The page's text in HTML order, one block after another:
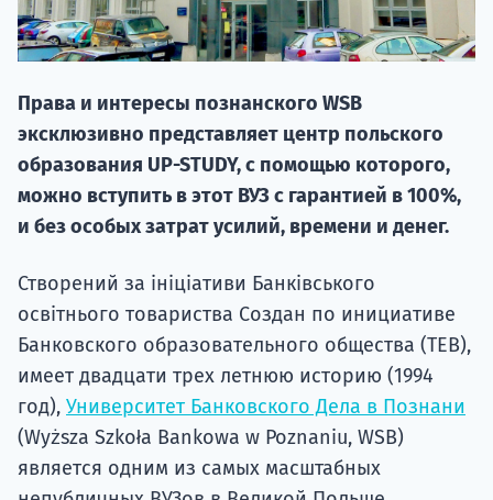
Права и интересы познанского WSB
эксклюзивно представляет центр польского
образования UP-STUDY, с помощью которого,
можно вступить в этот ВУЗ с гарантией в 100%,
и без особых затрат усилий, времени и денег.
Створений за ініціативи Банківського
освітнього товариства Создан по инициативе
Банковского образовательного общества (ТЕВ),
имеет двадцати трех летнюю историю (1994
год), Университет Банковского Дела в Познани
(Wyższa Szkoła Bankowa w Poznaniu, WSB)
является одним из самых масштабных
НАБОР